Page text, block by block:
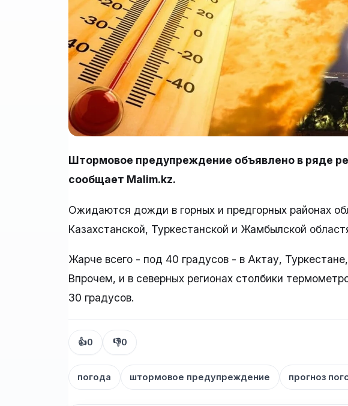
Штормовое предупреждение объявлено в ряде
сообщает Malim.kz.
Ожидаются дожди в горных и предгорных районах
Казахстанской, Туркестанской и Жамбылской
Жарче всего - под 40 градусов - в Актау,
Впрочем, и в северных регионах столбики
30 градусов.
👍0 👎0
погода штормовое предупреждение прогноз